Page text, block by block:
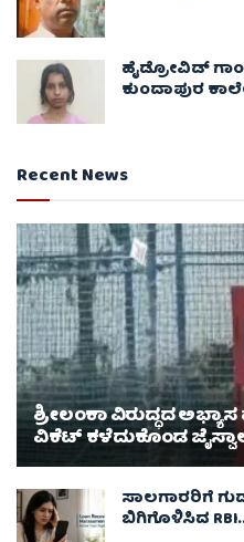
ಹೈಡ್ರೋವಿಡ್
ಕುಂದಾಪುರ
Recent News
ಶ್ರೀಲಂಕಾ ವಿರುದ್ಧದ
ವಿಕೆಟ್ ಕಳೆದುಕೊಂಡ
ಸಾಲಗಾರರಿಗೆ
ಬಿಗಿಗೊಳಿಸಿದ